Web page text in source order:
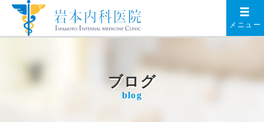
メニュー
ブログ
blog